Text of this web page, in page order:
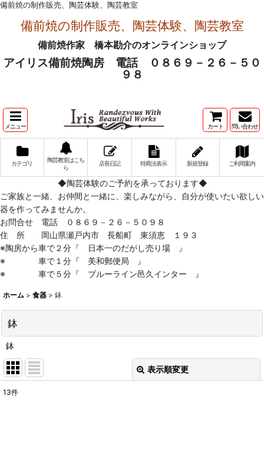
備前焼の制作販売、陶芸体験、陶芸教室
備前焼の制作販売、陶芸体験、陶芸教室
備前焼作家 橋本勘介のオンラインショップ
アイリス備前焼陶房 電話 ０８６９－２６－５０
９８
メニュー カート 問い合わせ
カテゴリ
陶芸教室はこち
ら
店長日記 特商法表示 新規登録 ご利用案内
◆陶芸体験のご予約を承っております◆
ご家族と一緒、お仲間と一緒に、楽しみながら、自分が使いたい欲しい
器を作ってみませんか。
お問合せ 電話 ０８６９－２６－５０９８
住 所 岡山県瀬戸内市 長船町 東須恵 １９３
※陶房から車で２分『 日本一のだがし売り場 』
※ 車で１分『 美和郵便局 』
※ 車で５分『 ブルーライン邑久インター 』
ホーム > 食器 > 鉢
鉢
鉢
表示順変更
13件